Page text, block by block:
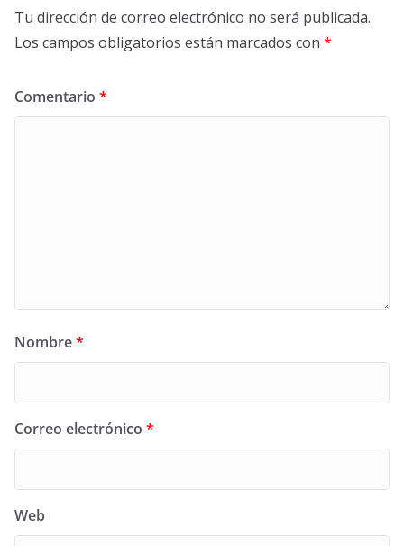
Tu dirección de correo electrónico no será publicada.
Los campos obligatorios están marcados con *
Comentario *
Nombre*
Correo electrónico *
Web